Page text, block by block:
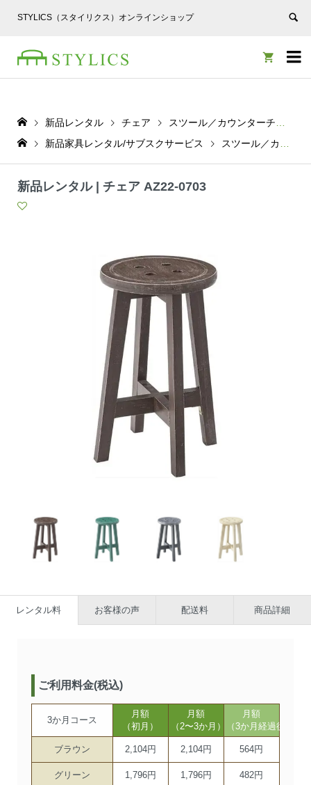
STYLICS（スタイリクス）オンラインショップ


新品レンタル チェア
スツール／カウンターチェア
新品家具レンタル/サブスクサービス
スツール／カウンターチェア
新品レンタル | チェア AZ22-0703
レンタル料 お客様の声 配送料 商品詳細
ご利用料金(税込)
3か月コース
月額
（初月）
月額
（2〜3か月）
月額
（3か月経過後）
ブラウン 2,104円 2,104円 564円
グリーン 1,796円 1,796円 482円